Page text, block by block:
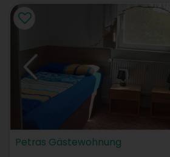
Petras Gästewohnung